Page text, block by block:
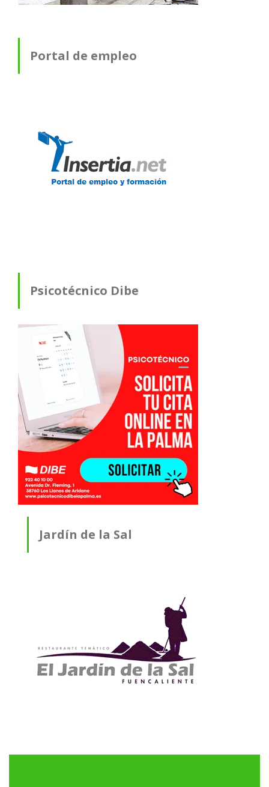
Portal de empleo
Psicotécnico Dibe
Jardín de la Sal